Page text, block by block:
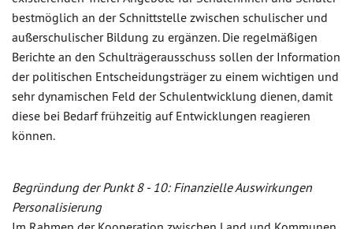
bestmöglich an der Schnittstelle zwischen schulischer und
außerschulischer Bildung zu ergänzen. Die regelmäßigen
Berichte an den Schulträgerausschuss sollen der Information
der politischen Entscheidungsträger zu einem wichtigen und
sehr dynamischen Feld der Schulentwicklung dienen, damit
diese bei Bedarf frühzeitig auf Entwicklungen reagieren
können.
Begründung der Punkt 8 - 10: Finanzielle Auswirkungen
Personalisierung